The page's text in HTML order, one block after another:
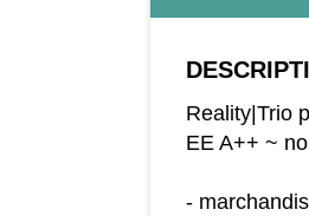
Reality|Trio
EE A++ ~
-